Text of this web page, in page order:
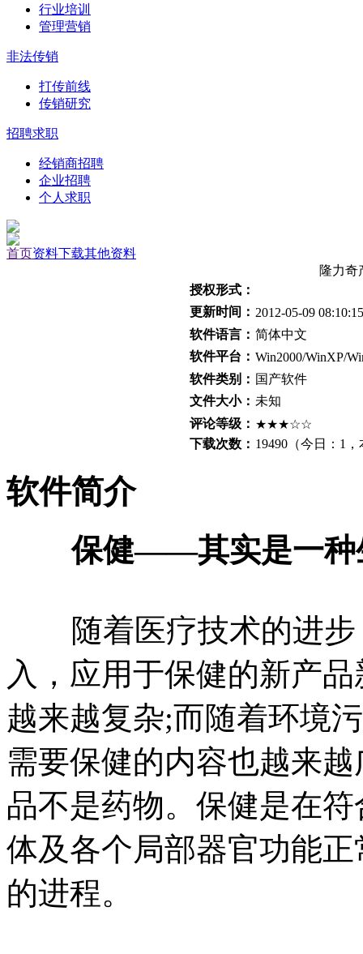
行业培训
管理营销
非法传销
打传前线
传销研究
招聘求职
经销商招聘
企业招聘
个人求职
首页资料下载其他资料
隆力
授权形式：
更新时间： 2012-05-09 08:10:15
软件语言： 简体中文
软件平台： Win2000/WinXP/
软件类别： 国产软件
文件大小： 未知
评论等级： ★★★☆☆
下载次数： 19490（今日： 1
软件简介
保健——其实是一种
随着医疗技术的进步
入，应用于保健的新产
越来越复杂;而随着环境
需要保健的内容也越来
品不是药物。保健是在
体及各个局部器官功能
的进程。